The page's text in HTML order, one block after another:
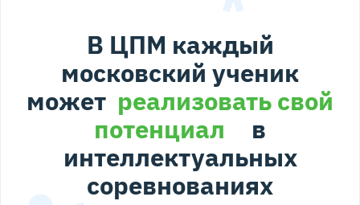
В ЦПМ каждый
московский ученик
может реализовать свой
потенциал
в
интеллектуальных
соревнованиях